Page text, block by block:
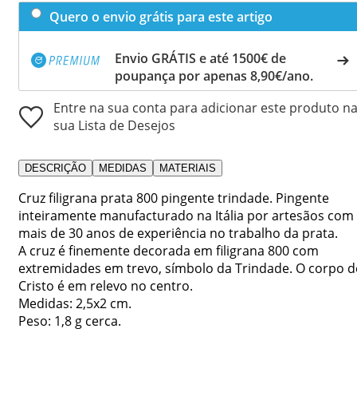
Quero o envio grátis para este artigo
Envio GRÁTIS e até 1500€ de
poupança por apenas 8,90€/ano.
Entre na sua conta para adicionar este produto na
sua Lista de Desejos
DESCRIÇÃO MEDIDAS MATERIAIS
Cruz filigrana prata 800 pingente trindade. Pingente
inteiramente manufacturado na Itália por artesãos com
mais de 30 anos de experiência no trabalho da prata.
A cruz é finemente decorada em filigrana 800 com
extremidades em trevo, símbolo da Trindade. O corpo
Cristo é em relevo no centro.
Medidas: 2,5x2 cm.
Peso: 1,8 g cerca.